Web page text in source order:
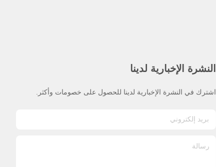
النشرة الإخبارية لدينا
اشترك في النشرة الإخبارية لدينا للحصول على خصومات وأكثر.